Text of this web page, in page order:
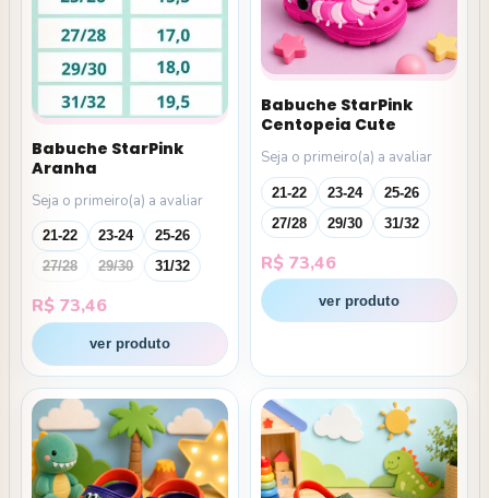
Babuche StarPink
Aranha
Seja o primeiro(a) a avaliar
21-22 23-24
25-26
27/28
29/30 31/32
R$ 73,46
ver produto
Babuche StarPink
Centopeia Cute
Seja o primeiro(a) a avaliar
21-22 23-24
25-26
27/28
29/30 31/32
R$ 73,46
ver produto